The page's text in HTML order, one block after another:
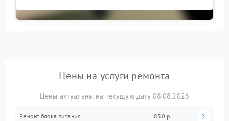
Цены на услуги ремонта
Цены актуальны на текущую дату 08.08.2026
Ремонт блока питания 830 р